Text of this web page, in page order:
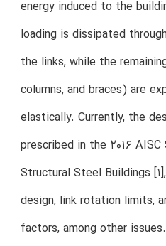
energy induced to the
loading is dissipated
the links, while the
columns, and braces) are
elastically. Currently, the
prescribed in the 2016
Structural Steel Buildings
design, link rotation limits,
factors, among other